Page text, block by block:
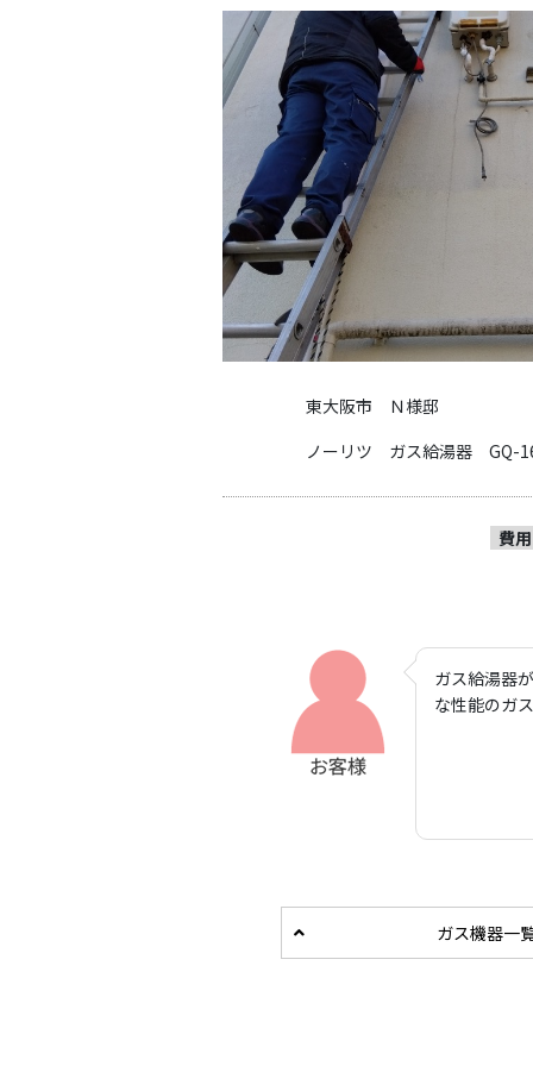
東大阪市 Ｎ様邸
ノーリツ ガス給湯器 GQ-
費用
ガス給湯器
な性能のガ
ガス機器一